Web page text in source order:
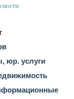
юр. услуги